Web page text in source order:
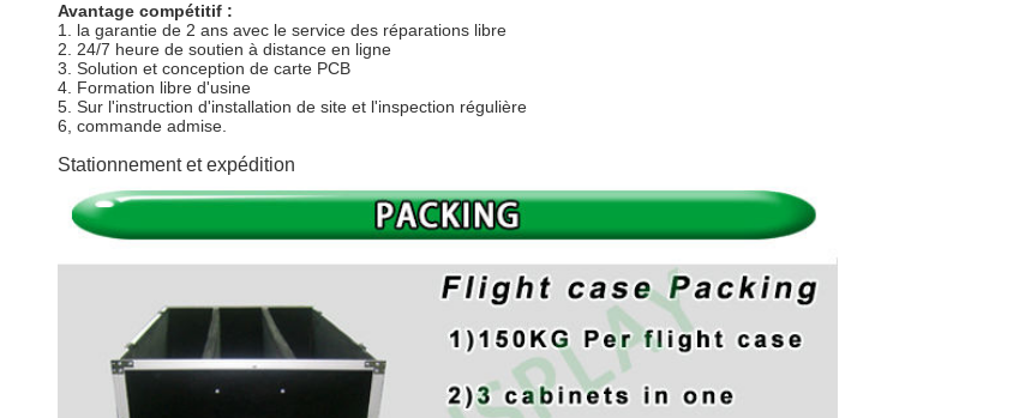
Avantage compétitif :
1. la garantie de 2 ans avec le service des réparations libre
2. 24/7 heure de soutien à distance en ligne
3. Solution et conception de carte PCB
4. Formation libre d'usine
5. Sur l'instruction d'installation de site et l'inspection régulière
6, commande admise.
Stationnement et expédition